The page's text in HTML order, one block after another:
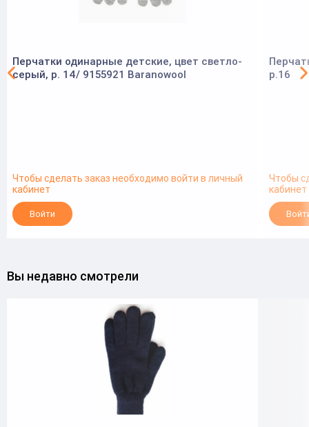
Перчатки одинарные детские, цвет светло-
серый, р. 14/ 9155921 Baranowool
Чтобы сделать заказ необходимо войти в личный
кабинет
Войти
р.16
Чтобы
кабинет
Вы недавно смотрели